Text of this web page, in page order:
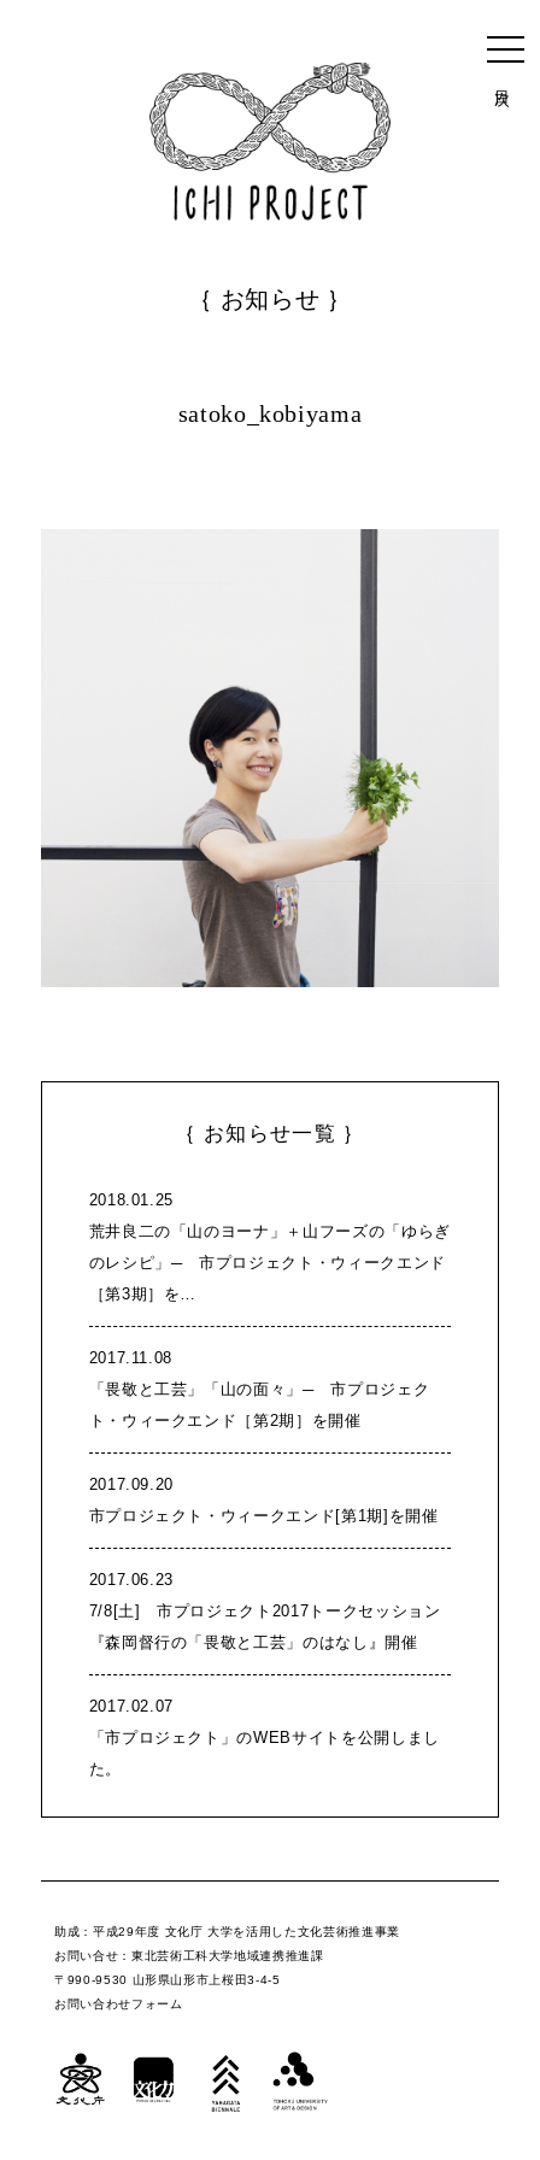
｛ お知らせ ｝
satoko_kobiyama
｛ お知らせ一覧 ｝
2018.01.25
荒井良二の「山のヨーナ」＋山フーズの「ゆらぎ
のレシピ」─ 市プロジェクト・ウィークエンド
［第3期］を…
2017.11.08
「畏敬と工芸」「山の面々」─ 市プロジェク
ト・ウィークエンド［第2期］を開催
2017.09.20
市プロジェクト・ウィークエンド[第1期]を開催
2017.06.23
7/8[土] 市プロジェクト2017トークセッション
『森岡督行の「畏敬と工芸」のはなし』開催
2017.02.07
「市プロジェクト」のWEBサイトを公開しまし
た。
助成：平成29年度 文化庁 大学を活用した文化芸術推進事業
お問い合せ：東北芸術工科大学地域連携推進課
〒990-9530 山形県山形市上桜田3-4-5
お問い合わせフォーム